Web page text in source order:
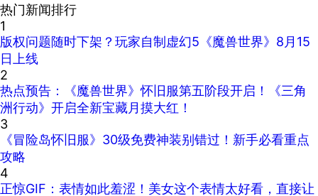
热门新闻排行
1
版权问题随时下架？玩家自制虚幻5《魔兽世界》8月15
日上线
2
热点预告：《魔兽世界》怀旧服第五阶段开启！《三角
洲行动》开启全新宝藏月摸大红！
3
《冒险岛怀旧服》30级免费神装别错过！新手必看重点
攻略
4
正惊GIF：表情如此羞涩！美女这个表情太好看，直接让